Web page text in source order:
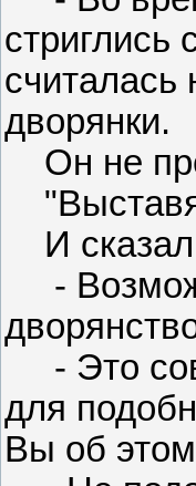
стриглись
дворянки.
Он не
И сказал
-
- Это
для
Вы об